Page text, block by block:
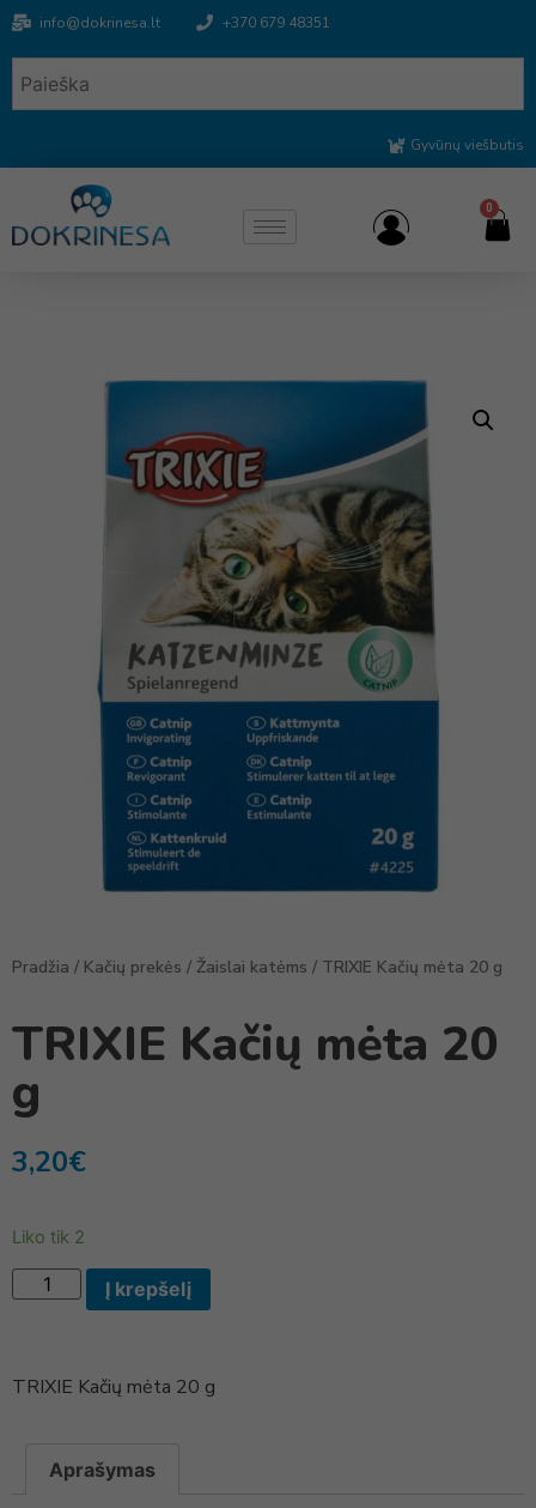
info@dokrinesa.lt +370 679 48351
Gyvūnų viešbutis
0
Pradžia / Kačių prekės / Žaislai katėms / TRIXIE Kačių mėta 20 g
TRIXIE Kačių mėta 20
g
3,20€
Liko tik 2
Į krepšelį
TRIXIE Kačių mėta 20 g
Aprašymas